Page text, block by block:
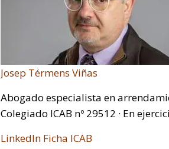
Josep Térmens Viñas
Abogado especialista en
Colegiado ICAB nº 29512 · En
LinkedIn Ficha ICAB